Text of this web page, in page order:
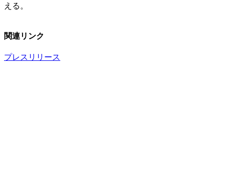
える。
関連リンク
プレスリリース